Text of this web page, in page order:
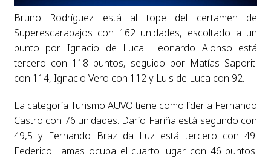
Bruno Rodríguez está al tope del certamen de
Superescarabajos con 162 unidades, escoltado a un
punto por Ignacio de Luca. Leonardo Alonso está
tercero con 118 puntos, seguido por Matías Saporiti
con 114, Ignacio Vero con 112 y Luis de Luca con 92.
La categoría Turismo AUVO tiene como líder a Fernando
Castro con 76 unidades. Darío Fariña está segundo con
49,5 y Fernando Braz da Luz está tercero con 49.
Federico Lamas ocupa el cuarto lugar con 46 puntos.